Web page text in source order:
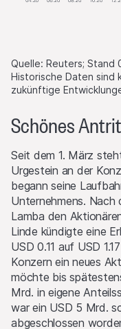
Quelle: Reuters; Stand
Historische Daten sind
zukünftige
Schönes
Seit dem 1. März
Urgestein an der
begann seine
Unternehmens. Nach
Lamba den
Linde kündigte eine
USD 0.11 auf USD
Konzern ein neues
möchte bis
Mrd. in eigene
war ein USD 5 Mrd.
abgeschlossen